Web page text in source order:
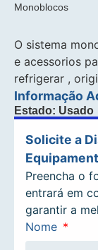
Monoblocos
O sistema
e acessorios
refrigerar ,
Informação
Estado: Usado
Nome
Solicite a
Preencha o
entrará em
garantir a